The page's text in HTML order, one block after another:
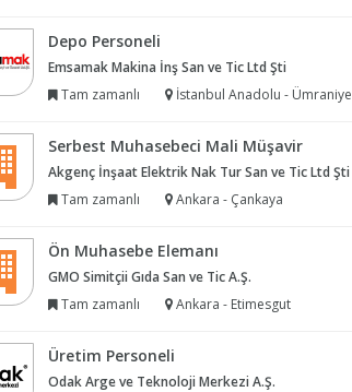
Depo Personeli
Emsamak Makina İnş San ve Tic Ltd Şti
Tam zamanlı
İstanbul Anadolu - Ümraniye
Serbest Muhasebeci Mali Müşavir
Akgenç İnşaat Elektrik Nak Tur San ve Tic Ltd Şti
Tam zamanlı
Ankara - Çankaya
Ön Muhasebe Elemanı
GMO Simitçii Gıda San ve Tic A.Ş.
Tam zamanlı
Ankara - Etimesgut
Üretim Personeli
Odak Arge ve Teknoloji Merkezi A.Ş.